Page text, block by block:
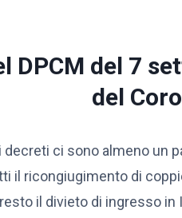
DPCM del 7
del
ci sono almeno un
il ricongiugimento di
il divieto di ingresso